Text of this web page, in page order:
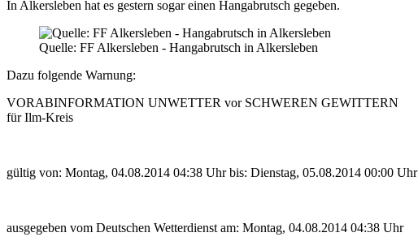
In Alkersleben hat es gestern sogar einen Hangabrutsch gegeben.
Quelle: FF Alkersleben - Hangabrutsch in Alkersleben
Dazu folgende Warnung:
VORABINFORMATION UNWETTER vor SCHWEREN GEWITTERN
für Ilm-Kreis
gültig von: Montag, 04.08.2014 04:38 Uhr bis: Dienstag, 05.08.2014 00:00 Uhr
ausgegeben vom Deutschen Wetterdienst am: Montag, 04.08.2014 04:38 Uhr